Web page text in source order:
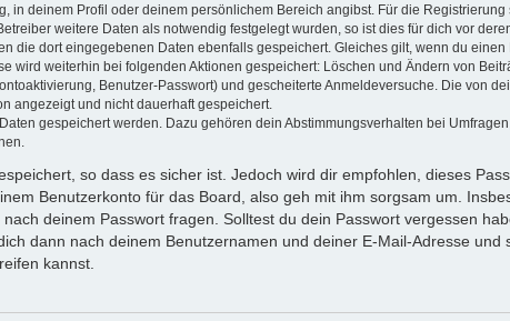
deinem Profil oder deinem persönlichem Bereich angibst. Für die
weitere Daten als notwendig festgelegt wurden, so ist dies für dich vor
die dort eingegebenen Daten ebenfalls gespeichert. Gleiches gilt, wenn du
wird weiterhin bei folgenden Aktionen gespeichert: Löschen und Ändern von
Benutzer-Passwort) und gescheiterte Anmeldeversuche. Die von
angezeigt und nicht dauerhaft gespeichert.
gespeichert werden. Dazu gehören dein Abstimmungsverhalten bei
so dass es sicher ist. Jedoch wird dir empfohlen, dieses
Benutzerkonto für das Board, also geh mit ihm sorgsam um.
deinem Passwort fragen. Solltest du dein Passwort vergessen
dann nach deinem Benutzernamen und deiner E-Mail-Adresse
kannst.